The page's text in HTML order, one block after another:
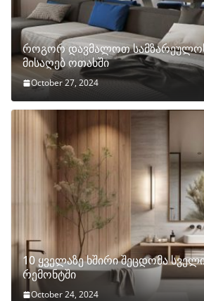
როგორ დავმალოთ
მისაღებ ოთახში
October 27, 2024
10 ყველაზე ხშირი შეცდომა
რემონტში
October 24, 2024